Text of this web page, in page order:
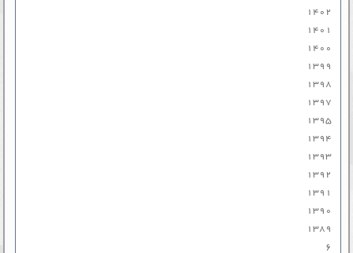
۱۴۰۲
۱۴۰۱
۱۴۰۰
۱۳۹۹
۱۳۹۸
۱۳۹۷
۱۳۹۵
۱۳۹۴
۱۳۹۳
۱۳۹۲
۱۳۹۱
۱۳۹۰
۱۳۸۹
۶